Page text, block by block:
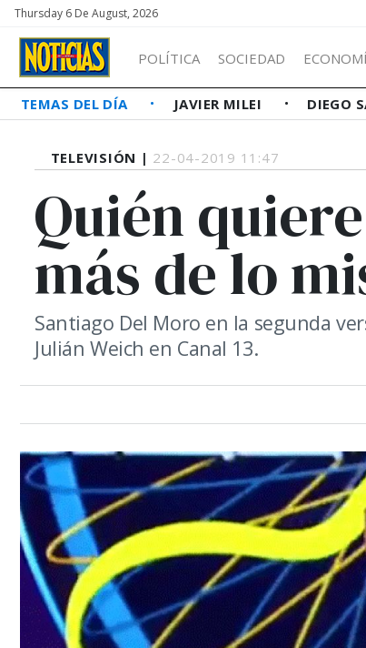
Thursday 6 De August, 2026
POLÍTICA SOCIEDAD
TEMAS DEL DÍA JAVIER MILEI DIEGO
TELEVISIÓN | 22-04-2019 11:47
Quién
más de lo
Santiago Del Moro en la segunda
Julián Weich en Canal 13.